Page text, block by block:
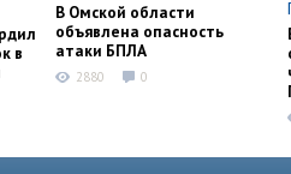
в
В Омской области
объявлена опасность
атаки БПЛА
2880 0